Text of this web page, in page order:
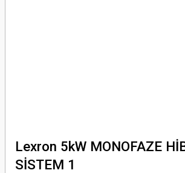
Lexron 5kW MONOFAZE
SİSTEM 1